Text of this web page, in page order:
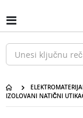
na
sadržaj
Uključi
/
isključi
Nav
IZOLOVANI NATIČNI
Izolovani natični